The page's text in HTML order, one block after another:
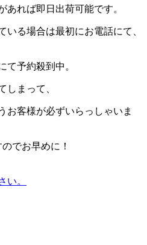
あれば即日出荷可能です。
いる場合は最初にお電話にて、
て予約殺到中。
しまって、
お客様が必ずいらっしゃいま
でお早めに！
い。